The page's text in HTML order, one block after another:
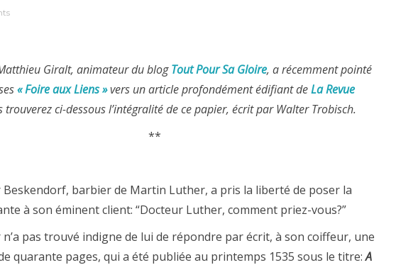
Giralt, animateur du blogTout Pour Sa Gloire, a récemment pointé
« Foire aux Liens »vers un article profondément édifiant deLa Revue
trouverez ci-dessous l’intégralité de ce papier, écrit par Walter Trobisch.
**
Beskendorf, barbier de Martin Luther, a pris la liberté de poser la
à son éminent client: “Docteur Luther, comment priez-vous?”
pas trouvé indigne de lui de répondre par écrit, à son coiffeur, une
quarante pages, qui a été publiée au printemps 1535 sous le titre:A